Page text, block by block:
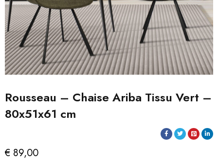
Rousseau – Chaise Ariba Tissu Vert –
80x51x61 cm
€ 89,00